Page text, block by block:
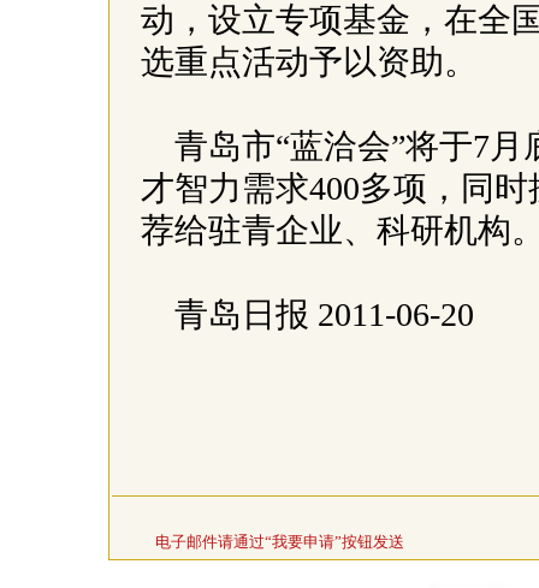
动，设立专项基金，在全
选重点活动予以资助。
青岛市“蓝洽会”将于7
才智力需求400多项，同
荐给驻青企业、科研机构
青岛日报 2011-06-20
电子邮件请通过“我要申请”按钮发送